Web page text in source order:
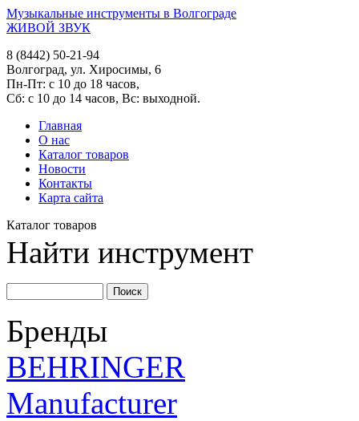
Музыкальные инструменты в Волгограде
ЖИВОЙ ЗВУК
8 (8442) 50-21-94
Волгоград, ул. Хиросимы, 6
Пн-Пт: с 10 до 18 часов,
Сб: с 10 до 14 часов, Вс: выходной.
Главная
О нас
Каталог товаров
Новости
Контакты
Карта сайта
Каталог товаров
Найти инструмент
Бренды
BEHRINGER
Manufacturer